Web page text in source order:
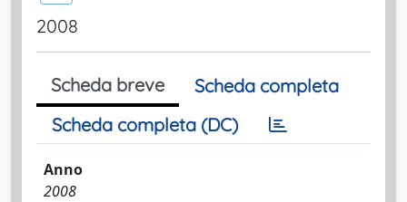
2008
Scheda breve
Scheda completa
Scheda completa (DC)
Anno
2008